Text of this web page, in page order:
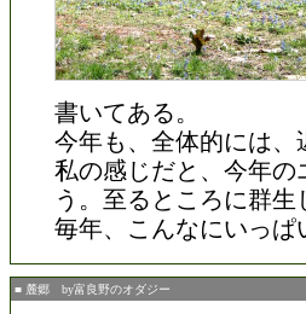
書いてある。
今年も、全体的には、
私の感じだと、今年の
う。至るところに群生
毎年、こんなにいっぱ
■ 麓郷 by富良野のオダジー